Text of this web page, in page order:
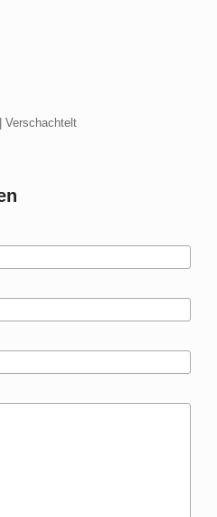
| Verschachtelt